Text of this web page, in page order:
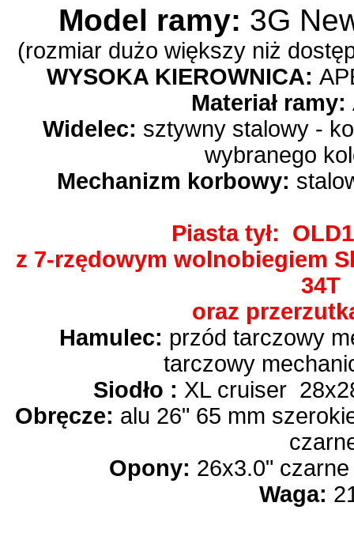
Model ramy: 3G
(rozmiar dużo większy niż
WYSOKA KIEROWNICA:
Materiał ramy:
Widelec: sztywny stalowy -
wybranego
Mechanizm korbowy:
Piasta tył:
z 7-rzędowym wolnobiegiem
34T
oraz
Hamulec: przód tarczowy
tarczowy
Siodło : XL cruiser
Obręcze: alu 26" 65 mm
Opony: 26x3.0"
Waga: